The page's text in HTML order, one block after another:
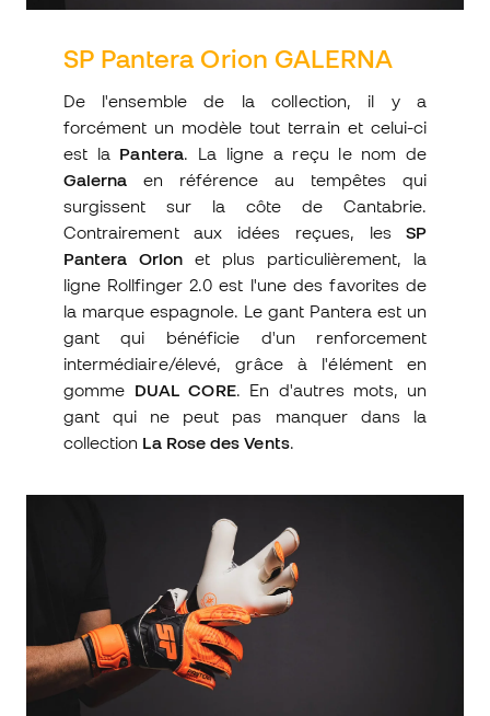
SP Pantera Orion GALERNA
De l'ensemble de la collection, il y a
forcément un modèle tout terrain et celui-ci
est la Pantera. La ligne a reçu le nom de
Galerna en référence au tempêtes qui
surgissent sur la côte de Cantabrie.
Contrairement aux idées reçues, lesSP
Pantera Orion et plus particulièrement, la
ligne Rollfinger 2.0 est l'une des favorites de
la marque espagnole. Le gant Pantera est un
gant qui bénéficie d'un renforcement
intermédiaire/élevé, grâce à l'élément en
gomme DUAL CORE. En d'autres mots, un
gant qui ne peut pas manquer dans la
collection La Rose des Vents.